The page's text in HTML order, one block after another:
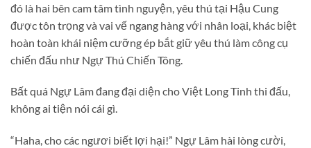
đó là hai bên cam tâm tình nguyện, yêu thú tại Hậu Cung
được tôn trọng và vai vế ngang hàng với nhân loại, khác biệt
hoàn toàn khái niệm cưỡng ép bắt giữ yêu thú làm công cụ
chiến đấu như Ngự Thú Chiến Tông.
Bất quá Ngự Lâm đang đại diện cho Việt Long Tinh thi đấu,
không ai tiện nói cái gì.
“Haha, cho các ngươi biết lợi hại!” Ngự Lâm hài lòng cười,